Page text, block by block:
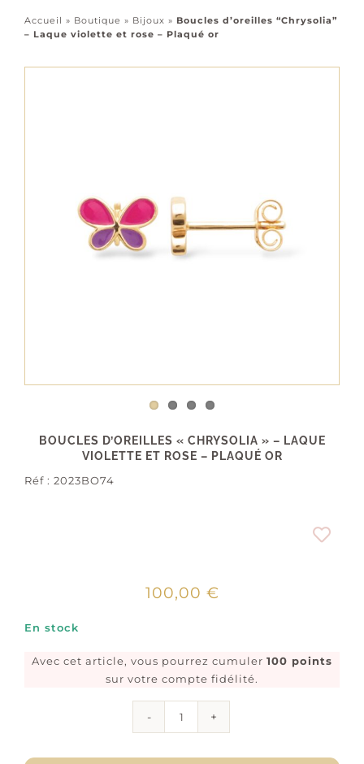
Accessoires
Tous les bijoux
Accueil » Boutique » Bijoux » Boucles d’oreilles “Chrysolia”
– Laque violette et rose – Plaqué or
BOUCLES D’OREILLES « CHRYSOLIA » – LAQUE
VIOLETTE ET ROSE – PLAQUÉ OR
Réf : 2023BO74
100,00 €
En stock
Avec cet article, vous pourrez cumuler 100 points
sur votre compte fidélité.
d'oreilles